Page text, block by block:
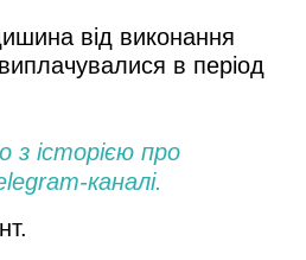
від виконання
в період
з історією про
каналі.